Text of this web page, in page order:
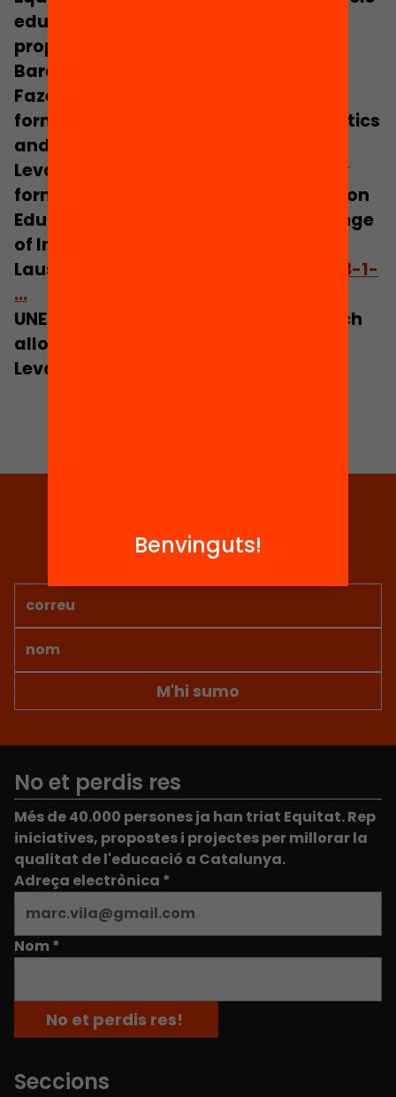
educativa a Barcelona: Diagnòstic i
propostes. Consorci d’Educació de
Barcelona.
Fazekas, M. (2012). School funding
formulas: Review of Main Characteristics
and Impacts (No. 74). Paris.
Levačić, R. (2007). Funding schools by
formula. In International Conference on
Educational Systems and the Challenge
of Improving Results (pp. 205–245).
Lausanne.
https://doi.org/10.1007/978-1-
…
UNESCO. (1999). Needs-based research
allocation in education. (K. Ross & R.
Levačić, Eds.). Paris: UNESCO.
Rep continguts, iniciatives i
No et perdis res
Més de 40.000 persones ja han triat Equitat. Rep
iniciatives, propostes i projectes per millorar la
qualitat de l'educació a Catalunya.
Adreça electrònica *
Nom *
Seccions
Benvinguts!